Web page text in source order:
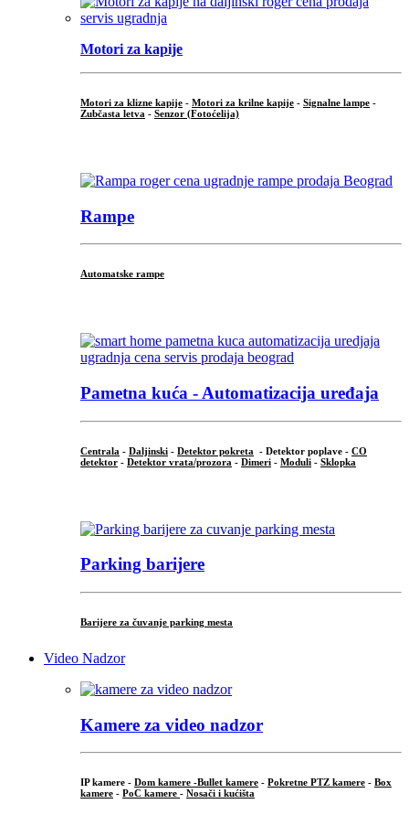
Motori za kapije
Motori za klizne kapije - Motori za krilne kapije - Signalne lampe -
Zubčasta letva - Senzor (Fotoćelija)
Rampe
Automatske rampe
Pametna kuća - Automatizacija uređaja
Centrala - Daljinski - Detektor pokreta - Detektor poplave - CO
detektor - Detektor vrata/prozora - Dimeri - Moduli - Sklopka
Parking barijere
Barijere za čuvanje parking mesta
Video Nadzor
Kamere za video nadzor
IP kamere - Dom kamere -Bullet kamere - Pokretne PTZ kamere - Box
kamere - PoC kamere - Nosači i kućišta